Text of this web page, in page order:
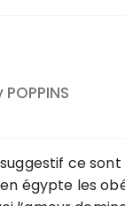
ce
égypte les